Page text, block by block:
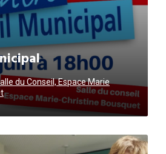
du Conseil, Espace Marie